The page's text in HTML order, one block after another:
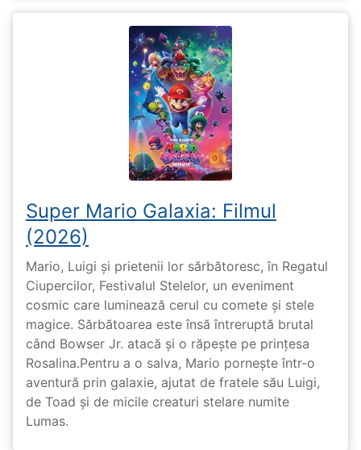
Super Mario Galaxia: Filmul
(2026)
Mario, Luigi și prietenii lor sărbătoresc, în Regatul
Ciupercilor, Festivalul Stelelor, un eveniment
cosmic care luminează cerul cu comete și stele
magice. Sărbătoarea este însă întreruptă brutal
când Bowser Jr. atacă și o răpește pe prinţesa
Rosalina.Pentru a o salva, Mario pornește într-o
aventură prin galaxie, ajutat de fratele său Luigi,
de Toad și de micile creaturi stelare numite
Lumas.